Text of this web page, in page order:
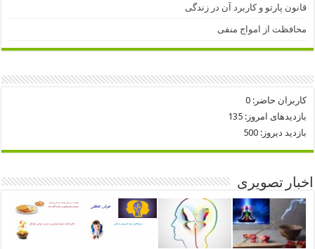
قانون پارتو و کاربرد آن در زندگی
محافظت از امواج منفی
کاربران حاضر:0
بازدیدهای امروز:135
بازدید دیروز:500
اخبار تصویری